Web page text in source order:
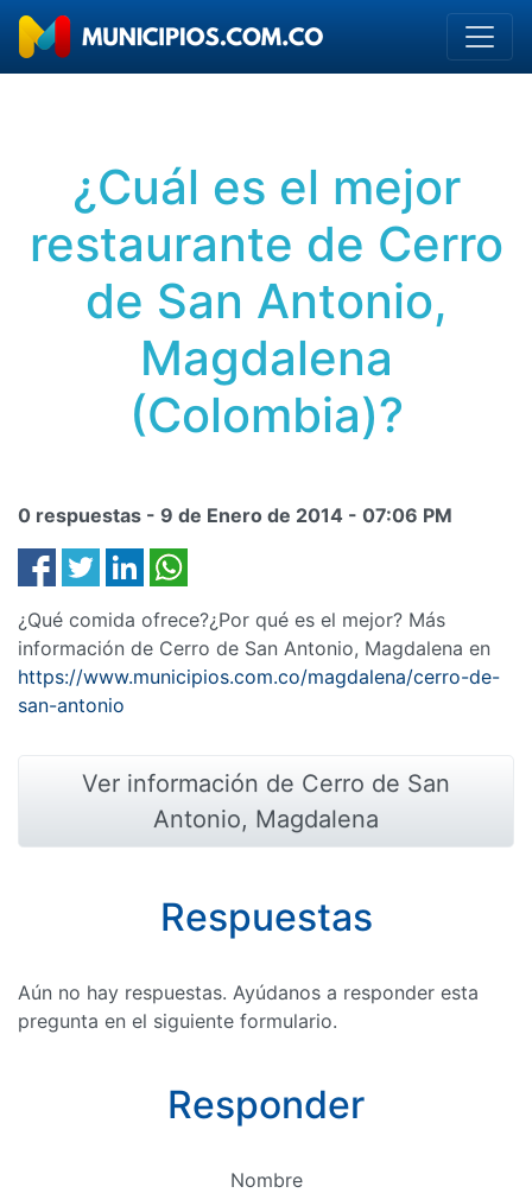
¿Cuál es el mejor
restaurante de Cerro
de San Antonio,
Magdalena
(Colombia)?
0 respuestas - 9 de Enero de 2014 - 07:06 PM
¿Qué comida ofrece?¿Por qué es el mejor? Más
información de Cerro de San Antonio, Magdalena en
https://www.municipios.com.co/magdalena/cerro-de-
san-antonio
Ver información de Cerro de San
Antonio, Magdalena
Respuestas
Aún no hay respuestas. Ayúdanos a responder esta
pregunta en el siguiente formulario.
Responder
Nombre